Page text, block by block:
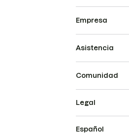
Empresa
Asistencia
Comunidad
Legal
Español